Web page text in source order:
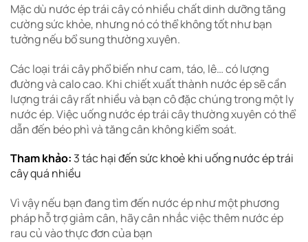
Mặc dù nước ép trái cây có nhiều chất dinh dưỡng tăng
cường sức khỏe, nhưng nó có thể không tốt như bạn
tưởng nếu bổ sung thường xuyên.
Các loại trái cây phổ biến như cam, táo, lê… có lượng
đường và calo cao. Khi chiết xuất thành nước ép sẽ cần
lượng trái cây rất nhiều và bạn cô đặc chúng trong một ly
nước ép. Việc uống nước ép trái cây thường xuyên có thể
dẫn đến béo phì và tăng cân không kiểm soát.
Tham khảo: 3 tác hại đến sức khoẻ khi uống nước ép trái
cây quá nhiều
Vì vậy nếu bạn đang tìm đến nước ép như một phương
pháp hỗ trợ giảm cân, hãy cân nhắc việc thêm nước ép
rau củ vào thực đơn của bạn